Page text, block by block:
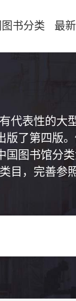
书分类 最
代表性的大
了第四版
国图书馆分
目，完善参